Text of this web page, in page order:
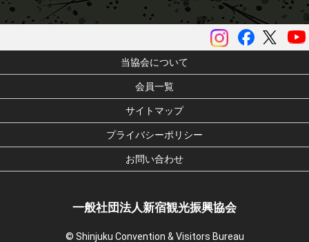
ツイ
Facebook
instagram
当協会について
会員一覧
サイトマップ
プライバシーポリシー
お問い合わせ
一般社団法人新宿観光振興協会
© Shinjuku Convention & Visitors Bureau